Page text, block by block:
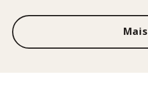
Mais